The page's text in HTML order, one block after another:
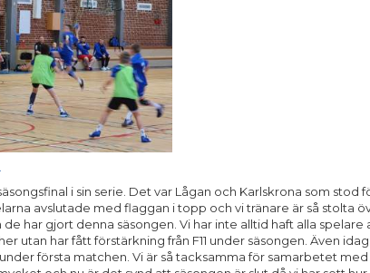
i sin serie. Det var Lågan och Karlskrona som stod
avslutade med flaggan i topp och vi tränare är så stolta
har gjort denna säsongen. Vi har inte alltid haft alla spelare
utan har fått förstärkning från F11 under säsongen. Även
under första matchen. Vi är så tacksamma för samarbetet med